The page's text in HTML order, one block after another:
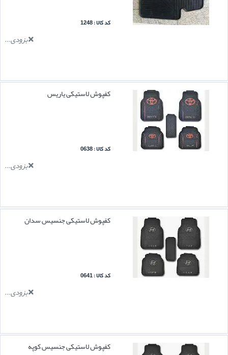
کد کالا : 1248
بزودی...
کفپوش لاستیکی یاریس
کد کالا : 0638
بزودی...
کفپوش لاستیکی جنسیس سدان
کد کالا : 0641
بزودی...
کفپوش لاستیکی جنسیس کوپه